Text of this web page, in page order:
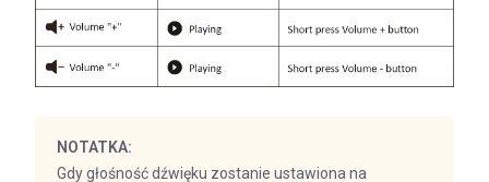
NOTATKA:
Gdy głośność dźwięku zostanie ustawiona na